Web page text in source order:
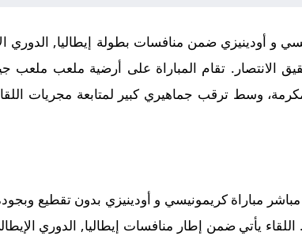
و أودينيزي ضمن منافسات بطولة إيطاليا, الدوري
الانتصار. تقام المباراة على أرضية ملعب ملعب
عند الساعة 21:45 بتوقيت مكة المكرمة، وسط ترقب جماهيري كبير لمتابعة
مباراة كريمونيسي و أودينيزي بدون تقطيع وبجودة
يأتي ضمن إطار منافسات إيطاليا, الدوري